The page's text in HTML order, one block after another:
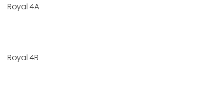
Royal 4A
Royal 4B